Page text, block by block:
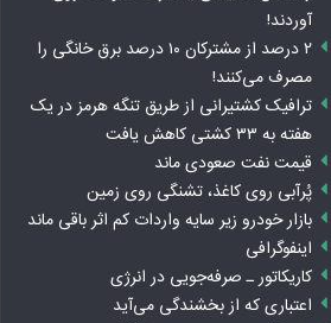
آوردند!
۲ درصد از مشترکان ۱۰ درصد برق خانگی را
مصرف می‌کنند!
ترافیک کشتیرانی از طریق تنگه هرمز در یک
هفته به ۳۳ کشتی کاهش یافت
قیمت نفت صعودی ماند
پُرآبی روی کاغذ، تشنگی روی زمین
بازار خودرو زیر سایه واردات کم اثر باقی ماند
اینفوگرافی
کاریکاتور ـ صرفه‌جویی در انرژی
اعتباری که از بخشندگی می‌آید